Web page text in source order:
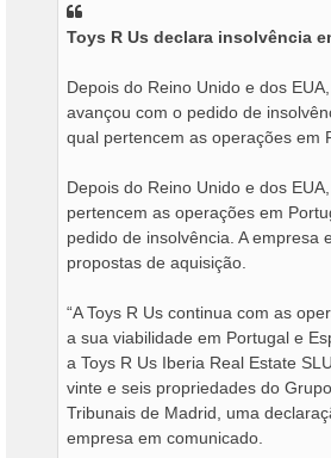
Toys R Us declara insolvência
Depois do Reino Unido e dos
avançou com o pedido de
qual pertencem as operações em
Depois do Reino Unido e dos
pertencem as operações em
pedido de insolvência. A empresa
propostas de aquisição.
“A Toys R Us continua com as
a sua viabilidade em Portugal e
a Toys R Us Iberia Real Estate
vinte e seis propriedades do
Tribunais de Madrid, uma
empresa em comunicado.